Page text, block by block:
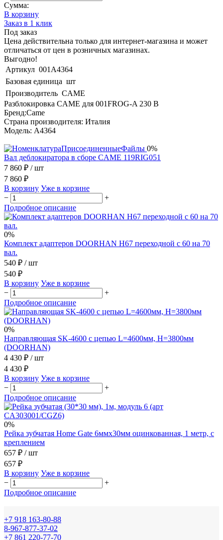
Сумма:
В корзину
Заказ в 1 клик
Под заказ
Цена действительна только для интернет-магазина и может
отличаться от цен в розничных магазинах.
Выгодно!
Артикул 001A4364
Базовая единица шт
Производитель CAME
Разблокировка CAME для 001FROG-A 230 B
Бренд:Came
Страна производителя: Италия
Модель: A4364
0%
Вал деблокиратора в сборе CAME 119RIG051
7 860 ₽ / шт
7 860 ₽
В корзину Уже в корзине
−
+
Подробное описание
0%
Комплект адаптеров DOORHAN Н67 переходной с 60 на 70
вал.
540 ₽ / шт
540 ₽
В корзину Уже в корзине
−
+
Подробное описание
0%
Направляющая SK-4600 с цепью L=4600мм, H=3800мм
(DOORHAN)
4 430 ₽ / шт
4 430 ₽
В корзину Уже в корзине
−
+
Подробное описание
0%
Рейка зубчатая Home Gate 6ммx30мм оцинкованная, 1 метр, с
креплением
657 ₽ / шт
657 ₽
В корзину Уже в корзине
−
+
Подробное описание
+7 918 163-80-88
8-967-877-37-02
+7 861 220-77-70